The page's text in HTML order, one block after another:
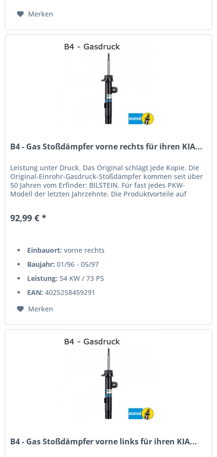
Merken
B4 - Gas Stoßdämpfer vorne rechts für ihren KIA...
Leistung unter Druck. Das Original schlägt jede Kopie. Die
Original-Einrohr-Gasdruck-Stoßdämpfer kommen seit über
50 Jahren vom Erfinder: BILSTEIN. Für fast jedes PKW-
Modell der letzten Jahrzehnte. Die Produktvorteile auf
92,99 € *
Einbauort: vorne rechts
Baujahr: 01/96 - 05/97
Leistung: 54 KW / 73 PS
EAN: 4025258459291
Merken
B4 - Gas Stoßdämpfer vorne links für ihren KIA...